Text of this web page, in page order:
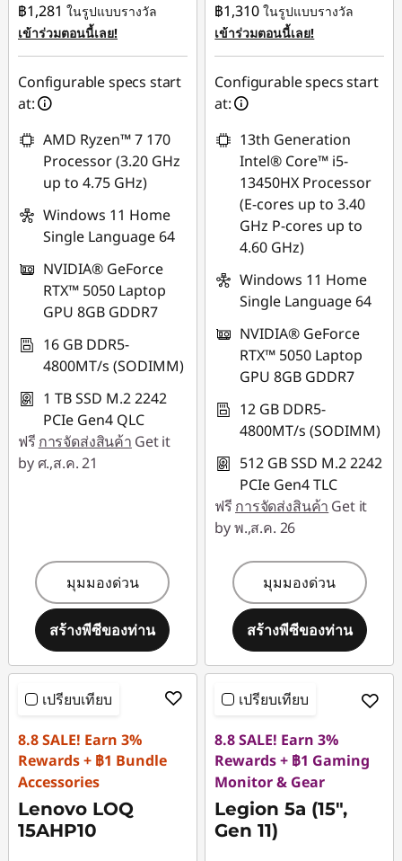
หรือ
eCoupon :
฿21,388.29
combined
ใช้ eCoupon :
MIDNIGHT
฿1,281 ในรูปแบบรางวัล
เข้าร่วมตอนนี้เลย!
Configurable specs start
at:
AMD Ryzen™ 7 170
Processor (3.20 GHz
up to 4.75 GHz)
Windows 11 Home
Single Language 64
NVIDIA® GeForce
RTX™ 5050 Laptop
GPU 8GB GDDR7
16 GB DDR5-
4800MT/s (SODIMM)
1 TB SSD M.2 2242
PCIe Gen4 QLC
ฟรี การจัดส่งสินค้า Get it
by ศ.,ส.ค. 21
มุมมองด่วน
สร้างพีซีของท่าน
การประหยัด
eCoupon :-
฿15,674.64
*Savings cannot be
ใช้ eCoupon :
MIDNIGHT
฿1,310 ในรูปแบบรางวัล
เข้าร่วมตอนนี้เลย!
Configurable specs start
at:
13th Generation
Intel® Core™ i5-
13450HX Processor
(E-cores up to 3.40
GHz P-cores up to
4.60 GHz)
Windows 11 Home
Single Language 64
NVIDIA® GeForce
RTX™ 5050 Laptop
GPU 8GB GDDR7
12 GB DDR5-
4800MT/s (SODIMM)
512 GB SSD M.2 2242
PCIe Gen4 TLC
ฟรี การจัดส่งสินค้า Get it
by พ.,ส.ค. 26
มุมมองด่วน
สร้างพีซีของท่าน
เปรียบเทียบ
8.8 SALE! Earn 3%
Rewards + ฿1 Bundle
Accessories
Lenovo LOQ
15AHP10
เปรียบเทียบ
8.8 SALE! Earn 3%
Rewards + ฿1 Gaming
Monitor & Gear
Legion 5a (15",
Gen 11)